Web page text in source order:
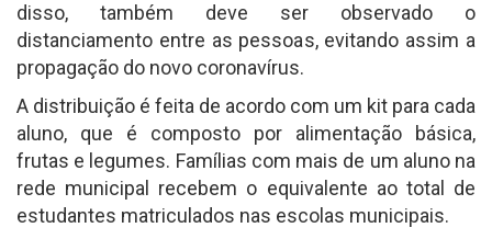
disso, também deve ser observado o
distanciamento entre as pessoas, evitando assim a
propagação do novo coronavírus.
A distribuição é feita de acordo com um kit para cada
aluno, que é composto por alimentação básica,
frutas e legumes. Famílias com mais de um aluno na
rede municipal recebem o equivalente ao total de
estudantes matriculados nas escolas municipais.